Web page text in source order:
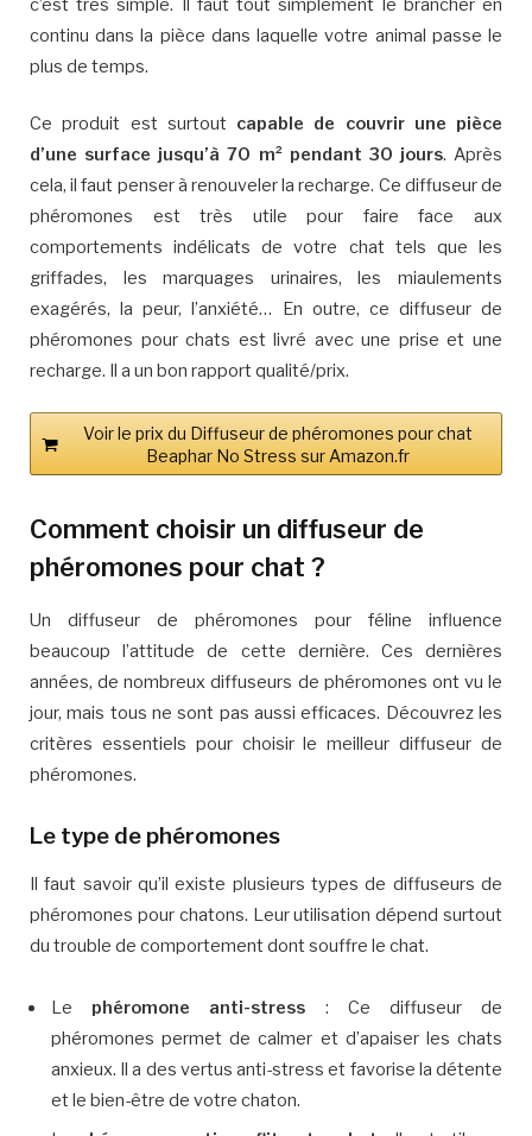
continu dans la pièce dans laquelle votre animal passe le
plus de temps.
Ce produit est surtout capable de couvrir une pièce
d’une surface jusqu’à 70 m² pendant 30 jours. Après
cela, il faut penser à renouveler la recharge. Ce diffuseur de
phéromones est très utile pour faire face aux
comportements indélicats de votre chat tels que les
griffades, les marquages urinaires, les miaulements
exagérés, la peur, l’anxiété… En outre, ce diffuseur de
phéromones pour chats est livré avec une prise et une
recharge. Il a un bon rapport qualité/prix.
Voir le prix du Diffuseur de phéromones pour chat
Beaphar No Stress sur Amazon.fr
Comment choisir un diffuseur de
phéromones pour chat ?
Un diffuseur de phéromones pour féline influence
beaucoup l’attitude de cette dernière. Ces dernières
années, de nombreux diffuseurs de phéromones ont vu le
jour, mais tous ne sont pas aussi efficaces. Découvrez les
critères essentiels pour choisir le meilleur diffuseur de
phéromones.
Le type de phéromones
Il faut savoir qu’il existe plusieurs types de diffuseurs de
phéromones pour chatons. Leur utilisation dépend surtout
du trouble de comportement dont souffre le chat.
Le phéromone anti-stress : Ce diffuseur de
phéromones permet de calmer et d’apaiser les chats
anxieux. Il a des vertus anti-stress et favorise la détente
et le bien-être de votre chaton.